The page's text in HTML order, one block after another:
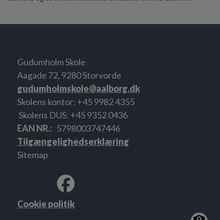
Gudumholm Skole
Aagade 72, 9280 Storvorde
gudumholmskole@aalborg.dk
Skolens kontor: +45 9982 4355
Skolens DUS: +45 9352 0436
EAN NR.
5798003747446
Tilgængelighedserklæring
Sitemap
Cookie politik